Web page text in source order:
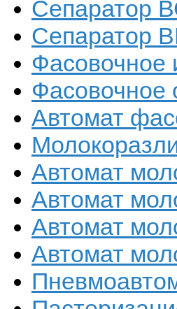
Сепаратор
Сепаратор
Фасовочное
Фасовочное
Автомат
Автомат
Автомат
Автомат
Автомат